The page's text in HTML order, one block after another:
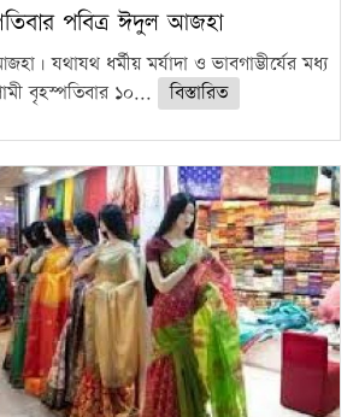
পবিত্র ঈদুল আজহা
যথাযথ ধর্মীয় মর্যাদা ও ভাবগাম্ভীর্যের মধ্য
বৃহস্পতিবার ১০...
বিস্তারিত